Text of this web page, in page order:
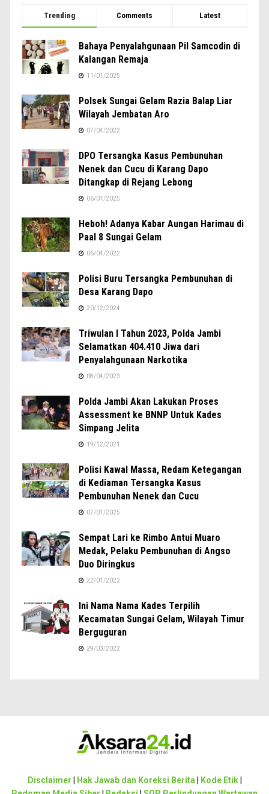
Trending Comments Latest
Bahaya Penyalahgunaan Pil Samcodin di
Kalangan Remaja
11/01/2025
Polsek Sungai Gelam Razia Balap Liar
Wilayah Jembatan Aro
07/04/2022
DPO Tersangka Kasus Pembunuhan
Nenek dan Cucu di Karang Dapo
Ditangkap di Rejang Lebong
06/01/2025
Heboh! Adanya Kabar Aungan Harimau di
Paal 8 Sungai Gelam
06/04/2022
Polisi Buru Tersangka Pembunuhan di
Desa Karang Dapo
20/12/2024
Triwulan I Tahun 2023, Polda Jambi
Selamatkan 404.410 Jiwa dari
Penyalahgunaan Narkotika
08/04/2023
Polda Jambi Akan Lakukan Proses
Assessment ke BNNP Untuk Kades
Simpang Jelita
19/12/2021
Polisi Kawal Massa, Redam Ketegangan
di Kediaman Tersangka Kasus
Pembunuhan Nenek dan Cucu
07/01/2025
Sempat Lari ke Rimbo Antui Muaro
Medak, Pelaku Pembunuhan di Angso
Duo Diringkus
22/01/2022
Ini Nama Nama Kades Terpilih
Kecamatan Sungai Gelam, Wilayah Timur
Berguguran
29/03/2022
Disclaimer Hak Jawab dan Koreksi Berita| Kode Etik|